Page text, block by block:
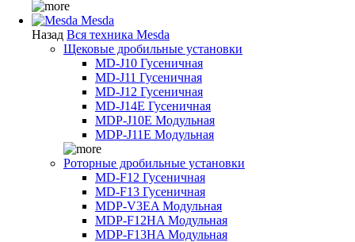
Mesda
Назад Вся техника Mesda
Щековые дробильные установки
MD-J10 Гусеничная
MD-J11 Гусеничная
MD-J12 Гусеничная
MD-J14E Гусеничная
MDP-J10E Модульная
MDP-J11E Модульная
Роторные дробильные установки
MD-F12 Гусеничная
MD-F13 Гусеничная
MDP-V3EA Модульная
MDP-F12HA Модульная
MDP-F13HA Модульная